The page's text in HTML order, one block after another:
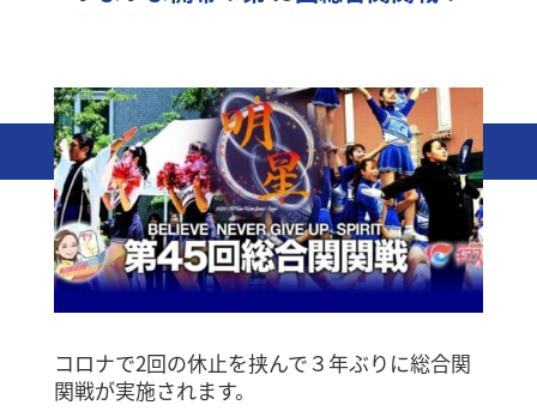
コロナで2回の休止を挟んで３年ぶりに総合関
関戦が実施されます。